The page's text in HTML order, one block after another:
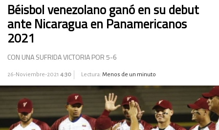
Béisbol venezolano ganó en su debut
ante Nicaragua en Panamericanos
2021
CON UNA SUFRIDA VICTORIA POR 5-6
26-Noviembre-2021 4:30 Lectura: Menos de un minuto